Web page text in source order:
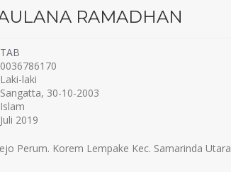
RAMADHAN
TAB
laki
30-10-2003
2019
Perum. Korem Lempake Kec. Samarinda Utara